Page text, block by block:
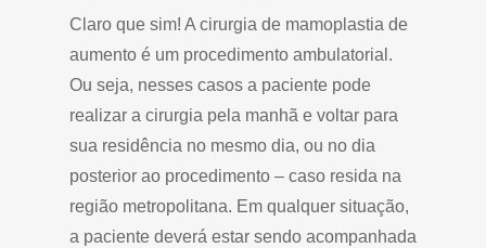
Claro que sim! A cirurgia de mamoplastia de
aumento é um procedimento ambulatorial.
Ou seja, nesses casos a paciente pode
realizar a cirurgia pela manhã e voltar para
sua residência no mesmo dia, ou no dia
posterior ao procedimento – caso resida na
região metropolitana. Em qualquer situação,
a paciente deverá estar sendo acompanhada